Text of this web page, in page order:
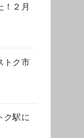
！２月
トク市
ク駅に